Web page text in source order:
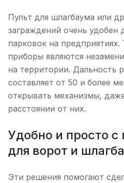
Пульт для шлагбаума или
заграждений очень удобен
парковок на
приборы являются
на территории. Дальность
составляет от 50 и более
открывать механизмы,
расстоянии от них.
Удобно и просто
для ворот и
Эти решения помогают